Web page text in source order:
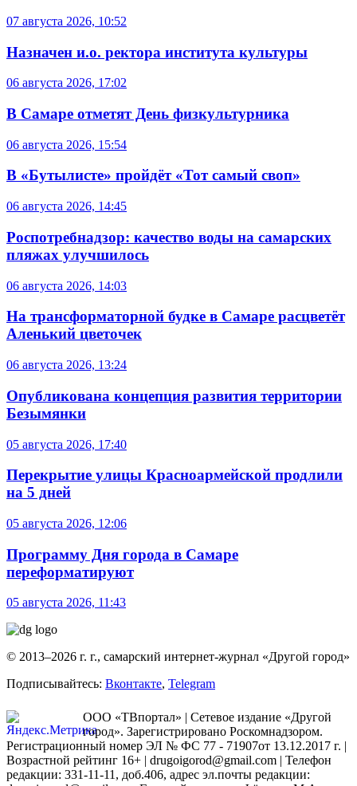
07 августа 2026, 10:52
Назначен и.о. ректора института культуры
06 августа 2026, 17:02
В Самаре отметят День физкультурника
06 августа 2026, 15:54
В «Бутылисте» пройдёт «Тот самый своп»
06 августа 2026, 14:45
Роспотребнадзор: качество воды на самарских
пляжах улучшилось
06 августа 2026, 14:03
На трансформаторной будке в Самаре расцветёт
Аленький цветочек
06 августа 2026, 13:24
Опубликована концепция развития территории
Безымянки
05 августа 2026, 17:40
Перекрытие улицы Красноармейской продлили
на 5 дней
05 августа 2026, 12:06
Программу Дня города в Самаре
переформатируют
05 августа 2026, 11:43
© 2013–2026 г. г., самарский интернет-журнал «Другой город»
Подписывайтесь: Вконтакте, Telegram
ООО «ТВпортал» | Сетевое издание «Другой
город». Зарегистрировано Роскомнадзором.
Регистрационный номер ЭЛ № ФС 77 - 71907от 13.12.2017 г. |
Возрастной рейтинг 16+ | drugoigorod@gmail.com | Телефон
редакции: 331-11-11, доб.406, адрес эл.почты редакции: